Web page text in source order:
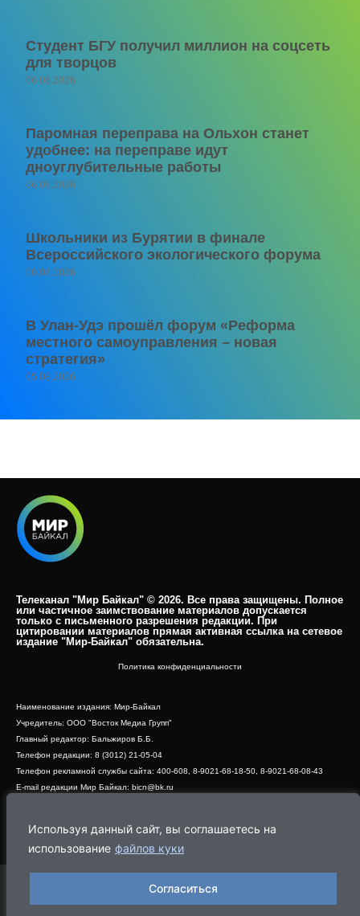
Используя данный сайт, вы соглашаетесь на
использование файлов куки
Согласиться
Студент БГУ получил миллион на соцсеть
для творцов
06.08.2026
Паромная переправа на Ольхон станет
удобнее: на переправе идут
дноуглубительные работы
06.08.2026
Школьники из Бурятии в финале
Всероссийского экологического форума
06.08.2026
В Улан-Удэ прошёл форум «Реформа
местного самоуправления – новая
стратегия»
05.08.2026
Телеканал "Мир Байкал" © 2026. Все права защищены. Полное
или частичное заимствование материалов допускается
только с письменного разрешения редакции. При
цитировании материалов прямая активная ссылка на сетевое
издание "Мир-Байкал" обязательна.​
Политика конфиденциальности
Наименование издания: Мир-Байкал
Учредитель: ООО "Восток Медиа Групп"
Главный редактор: Бальжиров Б.Б.
Телефон редакции: 8 (3012) 21-05-04
Телефон рекламной службы сайта: 400-608, 8-9021-68-18-50, 8-9021-68-08-43
E-mail редакции Мир Байкал: bicn@bk.ru
Адрес редакции: 670000, г. Улан-Удэ, ул. Профсоюзная, дом 44, офис 1